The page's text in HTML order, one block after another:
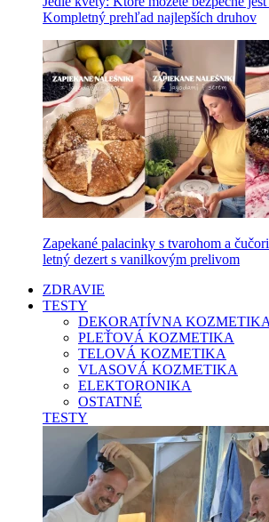
Kompletný prehľad najlepších druhov
Zapekané palacinky s tvarohom a
letný dezert s vanilkovým prelivom
ZDRAVIE
TESTY
DEKORATÍVNA KOZMETIKA
PLEŤOVÁ KOZMETIKA
TELOVÁ KOZMETIKA
VLASOVÁ KOZMETIKA
ELEKTORONIKA
OSTATNÉ
TESTY